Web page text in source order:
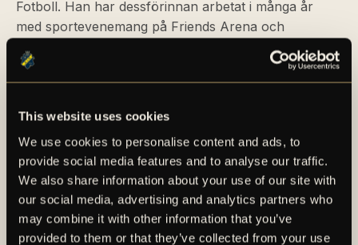
This website uses cookies
We use cookies to personalise content and ads, to
provide social media features and to analyse our traffic.
We also share information about your use of our site with
our social media, advertising and analytics partners who
may combine it with other information that you’ve
provided to them or that they’ve collected from your use
Fotboll. Han har dessförinnan arbetat i många år
med sportevenemang på Friends Arena och
Stockholm Live. Han har även drivit eget företag
inom mediabranschen. Fredrik är utbildad inom
marknadsföring och har en internationell utbildning
För mer eventuell information, klicka här.